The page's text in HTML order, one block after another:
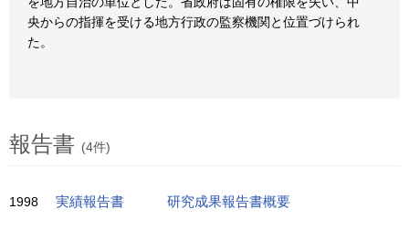
央からの指揮を受ける地方行政の監察機関と位置づけられ
た。
報告書 (4件)
1998 実績報告書 研究成果報告書概要